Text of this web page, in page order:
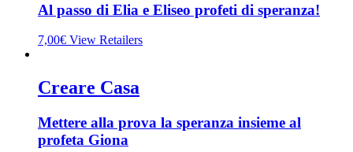
Al passo di Elia e Eliseo profeti di speranza!
7,00€ View Retailers
Creare Casa
Mettere alla prova la speranza insieme al
profeta Giona